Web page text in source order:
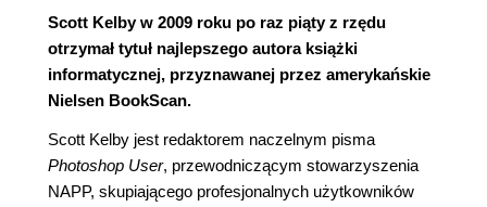
Scott Kelby w 2009 roku po raz piąty z rzędu
otrzymał tytuł najlepszego autora książki
informatycznej, przyznawanej przez amerykańskie
Nielsen BookScan.
Scott Kelby jest redaktorem naczelnym pisma
Photoshop User, przewodniczącym stowarzyszenia
NAPP, skupiającego profesjonalnych użytkowników